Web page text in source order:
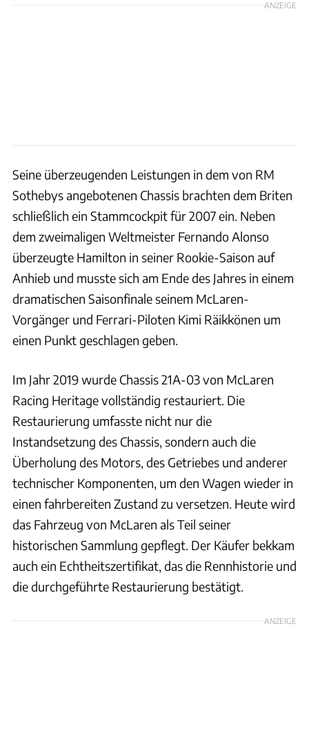
ANZEIGE
Seine überzeugenden Leistungen in dem von RM
Sothebys angebotenen Chassis brachten dem Briten
schließlich ein Stammcockpit für 2007 ein. Neben
dem zweimaligen Weltmeister Fernando Alonso
überzeugte Hamilton in seiner Rookie-Saison auf
Anhieb und musste sich am Ende des Jahres in einem
dramatischen Saisonfinale seinem McLaren-
Vorgänger und Ferrari-Piloten Kimi Räikkönen um
einen Punkt geschlagen geben.
Im Jahr 2019 wurde Chassis 21A-03 von McLaren
Racing Heritage vollständig restauriert. Die
Restaurierung umfasste nicht nur die
Instandsetzung des Chassis, sondern auch die
Überholung des Motors, des Getriebes und anderer
technischer Komponenten, um den Wagen wieder in
einen fahrbereiten Zustand zu versetzen. Heute wird
das Fahrzeug von McLaren als Teil seiner
historischen Sammlung gepflegt. Der Käufer bekkam
auch ein Echtheitszertifikat, das die Rennhistorie und
die durchgeführte Restaurierung bestätigt.
ANZEIGE